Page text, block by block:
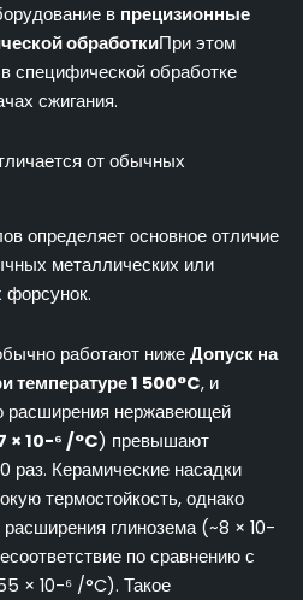
в прецизионные
обработкиПри этом
специфической обработке
сжигания.
от обычных
определяет основное отличие
металлических или
форсунок.
работают ниже Допуск на
температуре 1 500°C, и
расширения нержавеющей
× 10-⁶ /°C) превышают
раз. Керамические насадки
термостойкость, однако
глинозема (~8 × 10-
по сравнению с
× 10-⁶ /°C). Такое